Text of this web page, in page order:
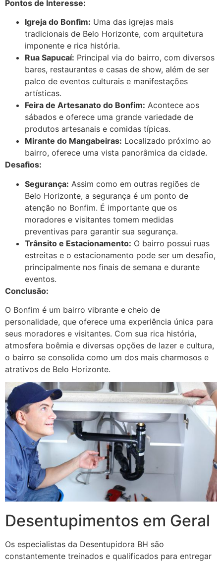
Pontos de Interesse:
Igreja do Bonfim: Uma das igrejas mais
tradicionais de Belo Horizonte, com arquitetura
imponente e rica história.
Rua Sapucaí: Principal via do bairro, com diversos
bares, restaurantes e casas de show, além de ser
palco de eventos culturais e manifestações
artísticas.
Feira de Artesanato do Bonfim: Acontece aos
sábados e oferece uma grande variedade de
produtos artesanais e comidas típicas.
Mirante do Mangabeiras: Localizado próximo ao
bairro, oferece uma vista panorâmica da cidade.
Desafios:
Segurança: Assim como em outras regiões de
Belo Horizonte, a segurança é um ponto de
atenção no Bonfim. É importante que os
moradores e visitantes tomem medidas
preventivas para garantir sua segurança.
Trânsito e Estacionamento: O bairro possui ruas
estreitas e o estacionamento pode ser um desafio,
principalmente nos finais de semana e durante
eventos.
Conclusão:
O Bonfim é um bairro vibrante e cheio de
personalidade, que oferece uma experiência única para
seus moradores e visitantes. Com sua rica história,
atmosfera boêmia e diversas opções de lazer e cultura,
o bairro se consolida como um dos mais charmosos e
atrativos de Belo Horizonte.
Desentupimentos em Geral
Os especialistas da Desentupidora BH são
constantemente treinados e qualificados para entregar